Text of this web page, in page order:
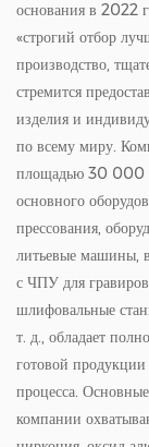
основания в 2022
«строгий отбор
производство,
стремится
изделия и
по всему миру.
площадью 30 000
основного
прессования,
литьевые машины,
с ЧПУ для
шлифовальные
т. д., обладает
готовой продукции
процесса.
компании